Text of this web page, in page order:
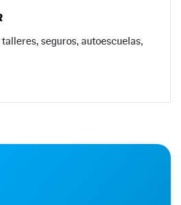
seguros, autoescuelas,